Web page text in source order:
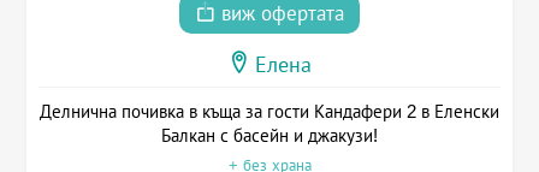
виж офертата
Елена
Делнична почивка в къща за гости Кандафери 2 в Еленски
Балкан с басейн и джакузи!
+ без храна